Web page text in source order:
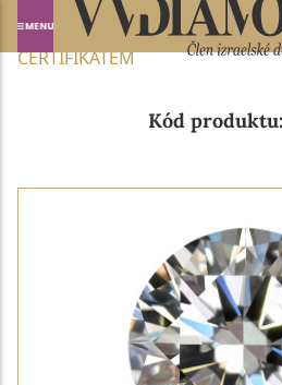
Domů NABÍDKA DIAMANTŮ
CERTIFIKÁTEM
Kód produktu: